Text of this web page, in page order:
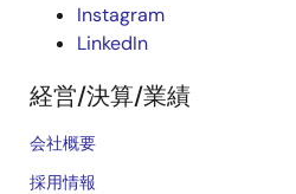
Instagram
LinkedIn
経営/決算/業績
会社概要
採用情報